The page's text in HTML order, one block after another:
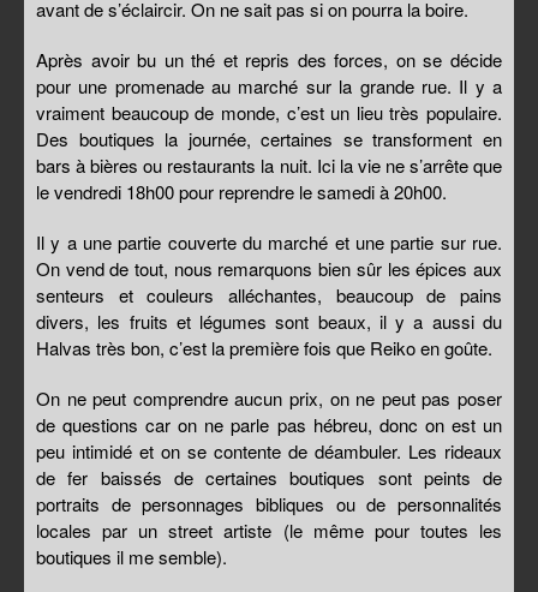
avant de s’éclaircir. On ne sait pas si on pourra la boire.
Après avoir bu un thé et repris des forces, on se décide
pour une promenade au marché sur la grande rue. Il y a
vraiment beaucoup de monde, c’est un lieu très populaire.
Des boutiques la journée, certaines se transforment en
bars à bières ou restaurants la nuit. Ici la vie ne s’arrête que
le vendredi 18h00 pour reprendre le samedi à 20h00.
Il y a une partie couverte du marché et une partie sur rue.
On vend de tout, nous remarquons bien sûr les épices aux
senteurs et couleurs alléchantes, beaucoup de pains
divers, les fruits et légumes sont beaux, il y a aussi du
Halvas très bon, c’est la première fois que Reiko en goûte.
On ne peut comprendre aucun prix, on ne peut pas poser
de questions car on ne parle pas hébreu, donc on est un
peu intimidé et on se contente de déambuler. Les rideaux
de fer baissés de certaines boutiques sont peints de
portraits de personnages bibliques ou de personnalités
locales par un street artiste (le même pour toutes les
boutiques il me semble).